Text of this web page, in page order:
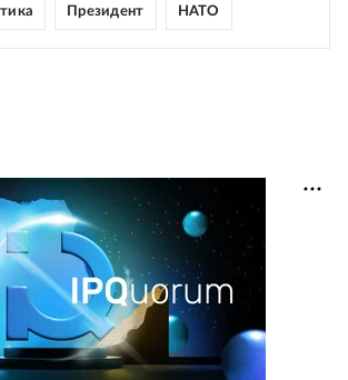
Президент НАТО